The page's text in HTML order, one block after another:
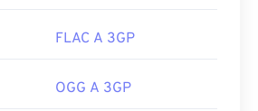
FLAC A 3GP
OGG A 3GP